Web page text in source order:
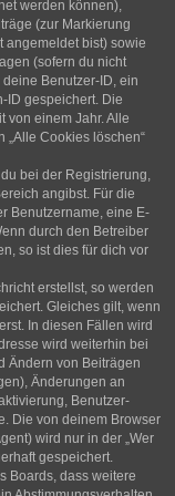
werden können),
(zur Markierung
angemeldet bist) sowie
(sofern du nicht
Benutzer-ID, ein
ID gespeichert. Die
von einem Jahr. Alle
„Alle Cookies löschen“
bei der Registrierung,
angibst. Für die
Benutzername, eine E-
durch den Betreiber
so ist dies für dich vor
erstellst, so werden
Gleiches gilt, wenn
In diesen Fällen wird
wird weiterhin bei
Ändern von Beiträgen
Änderungen an
Benutzer-
Die von deinem Browser
wird nur in der „Wer
gespeichert.
Boards, dass weitere